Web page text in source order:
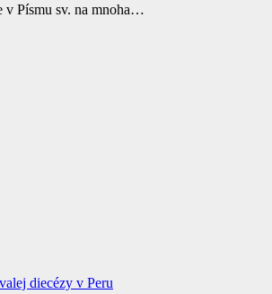
v Písmu sv. na mnoha…
diecézy v Peru